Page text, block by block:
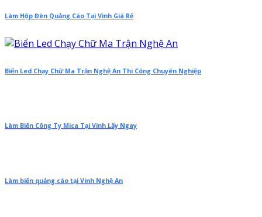
Làm Hộp Đèn Quảng Cáo Tại Vinh Giá Rẻ
Biển Led Chạy Chữ Ma Trận Nghệ An Thi Công Chuyên Nghiệp
Làm Biển Công Ty Mica Tại Vinh Lấy Ngay
Làm biển quảng cáo tại Vinh Nghệ An